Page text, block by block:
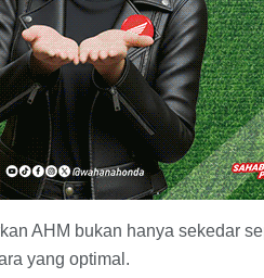
AHM bukan hanya sekedar
yang optimal.